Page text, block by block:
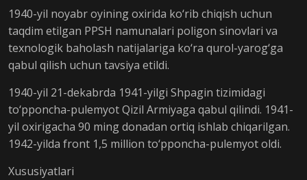
1940-yil noyabr oyining oxirida ko‘rib chiqish uchun
taqdim etilgan PPSH namunalari poligon sinovlari va
texnologik baholash natijalariga ko‘ra qurol-yarog‘ga
qabul qilish uchun tavsiya etildi.
1940-yil 21-dekabrda 1941-yilgi Shpagin tizimidagi
to‘pponcha-pulemyot Qizil Armiyaga qabul qilindi. 1941-
yil oxirigacha 90 ming donadan ortiq ishlab chiqarilgan.
1942-yilda front 1,5 million to‘pponcha-pulemyot oldi.
Xususiyatlari